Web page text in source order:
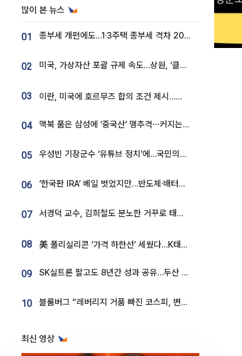
많이 본 뉴스
01 종부세 개편에도…1·3주택 종부세 격차 2028년부터 확대
02 미국, 가상자산 포괄 규제 속도…상원, ‘클래리티법’ 9월 절차투표 추진
03 이란, 미국에 호르무즈 합의 조건 제시…美 “경기 아직 안 끝나” [종합]
04 맥북 품은 삼성에 ‘중국산’ 맹추격⋯커지는 노트북 OLED 시장
05 우성빈 기장군수 ‘유튜브 정치’에…국민의힘 군의원들 집단 반발
06 ‘한국판 IRA’ 베일 벗었지만…반도체·배터리 업계 “시행령이 관건”
07 서경덕 교수, 김희철도 분노한 거꾸로 태극기⋯"엉터리는 아냐, 아쉬울 뿐"
08 美 폴리실리콘 ‘가격 하한선’ 세웠다…K태양광 수혜 기대
09 SK실트론 팔고도 8년간 성과 공유…두산 인수대금 2.3조가 끝 아냐
10 블룸버그 “레버리지 거품 빠진 코스피, 변동성 최악 국면 지났을 가능성”
최신 영상